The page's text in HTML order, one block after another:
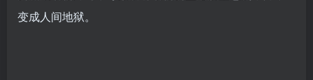
变成人间地狱。